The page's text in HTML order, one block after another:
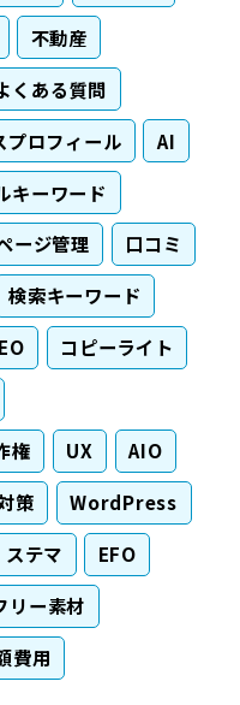
不動産
くある質問
ロフィール
AI
キーワード
ージ管理
口コミ
検索キーワード
コピーライト
権 UX
AIO
策
WordPress
ステマ
EFO
リー素材
費用